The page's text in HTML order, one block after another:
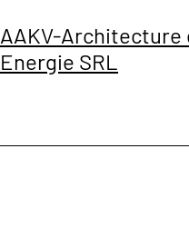
AAKV-Architecture
Energie SRL